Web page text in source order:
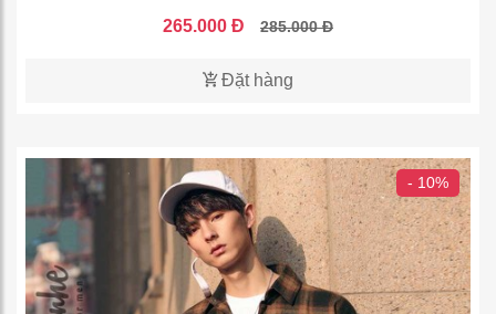
265.000 Đ 285.000 Đ
Đặt hàng
- 10%